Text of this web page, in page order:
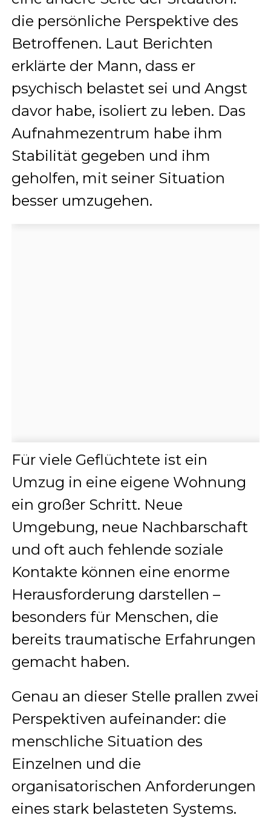
die persönliche Perspektive des
Betroffenen. Laut Berichten
erklärte der Mann, dass er
psychisch belastet sei und Angst
davor habe, isoliert zu leben. Das
Aufnahmezentrum habe ihm
Stabilität gegeben und ihm
geholfen, mit seiner Situation
besser umzugehen.
Für viele Geflüchtete ist ein
Umzug in eine eigene Wohnung
ein großer Schritt. Neue
Umgebung, neue Nachbarschaft
und oft auch fehlende soziale
Kontakte können eine enorme
Herausforderung darstellen –
besonders für Menschen, die
bereits traumatische Erfahrungen
gemacht haben.
Genau an dieser Stelle prallen zwei
Perspektiven aufeinander: die
menschliche Situation des
Einzelnen und die
organisatorischen Anforderungen
eines stark belasteten Systems.